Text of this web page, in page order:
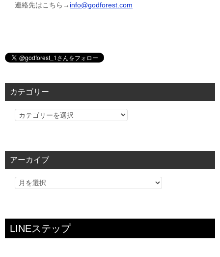
連絡先はこちら→ info@godforest.com
カテゴリー
カ
リ
アーカイブ
LINEステップ